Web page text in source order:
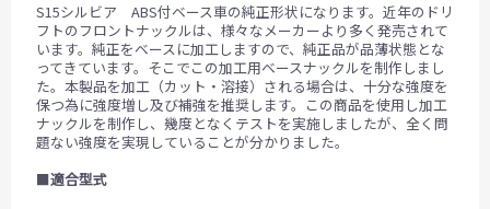
S15シルビア ABS付ベース車の純正形状になります。近年のドリ
フトのフロントナックルは、様々なメーカーより多く発売されて
います。純正をベースに加工しますので、純正品が品薄状態とな
ってきています。そこでこの加工用ベースナックルを制作しまし
た。本製品を加工（カット・溶接）される場合は、十分な強度を
保つ為に強度増し及び補強を推奨します。この商品を使用し加工
ナックルを制作し、幾度となくテストを実施しましたが、全く問
題ない強度を実現していることが分かりました。
■適合型式